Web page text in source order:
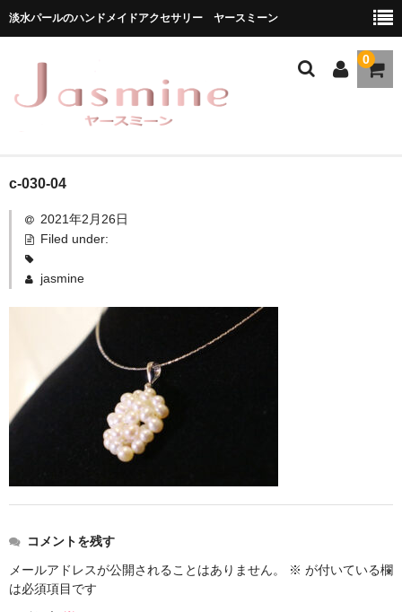
淡水パールのハンドメイドアクセサリー ヤースミーン
0
ホーム
商品一覧
★お勧め商品
メディア掲載
ブログ
お問い合わせ
c-030-04
2021年2月26日
Filed under:
jasmine
コメントを残す
メールアドレスが公開されることはありません。
※ が付いている欄
は必須項目です